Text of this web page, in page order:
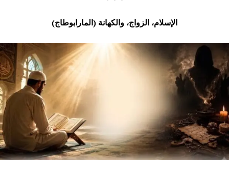
الإسلام، الزواج، والكهانة (المارابوطاج)